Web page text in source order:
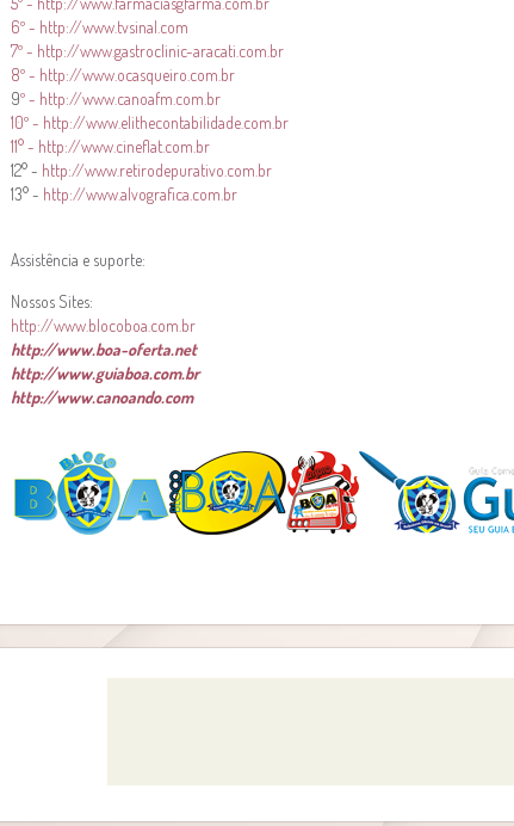
6º - http://www.tvsinal.com
7º - http://www.gastroclinic-aracati.com.br
8º - http://www.ocasqueiro.com.br
9º - http://www.canoafm.com.br
10º - http://www.elithecontabilidade.com.br
11° - http://www.cineflat.com.br
12° - http://www.retirodepurativo.com.br
13° - http://www.alvografica.com.br
Assistência e suporte:
Nossos Sites:
http://www.blocoboa.com.br
http://www.boa-oferta.net
http://www.guiaboa.com.br
http://www.canoando.com